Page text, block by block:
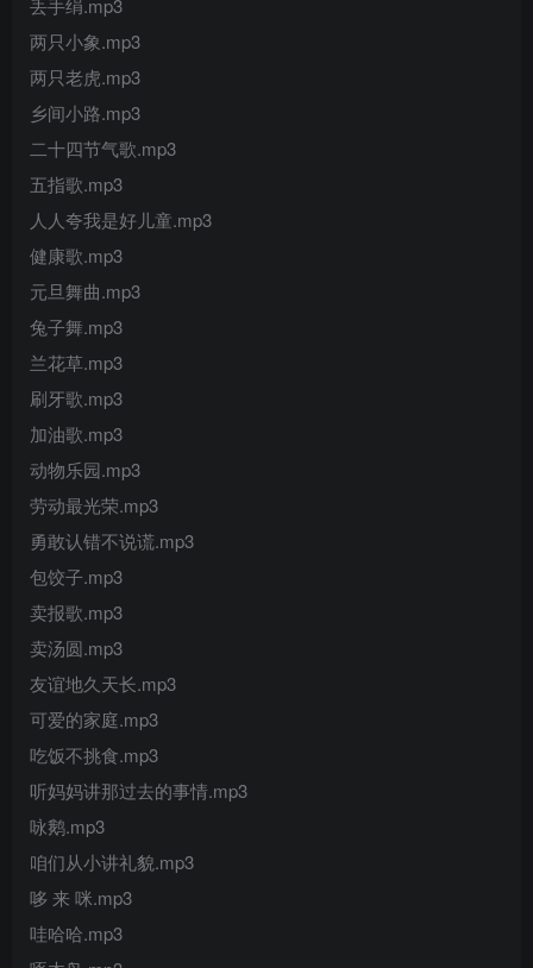
丢手绢.mp3
两只小象.mp3
两只老虎.mp3
乡间小路.mp3
二十四节气歌.mp3
五指歌.mp3
人人夸我是好儿童.mp3
健康歌.mp3
元旦舞曲.mp3
兔子舞.mp3
兰花草.mp3
刷牙歌.mp3
加油歌.mp3
动物乐园.mp3
劳动最光荣.mp3
勇敢认错不说谎.mp3
包饺子.mp3
卖报歌.mp3
卖汤圆.mp3
友谊地久天长.mp3
可爱的家庭.mp3
吃饭不挑食.mp3
听妈妈讲那过去的事情.mp3
咏鹅.mp3
咱们从小讲礼貌.mp3
哆 来 咪.mp3
哇哈哈.mp3